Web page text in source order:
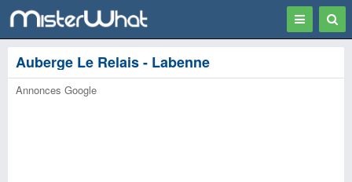
Toggle
Auberge Le Relais - Labenne
Annonces Google